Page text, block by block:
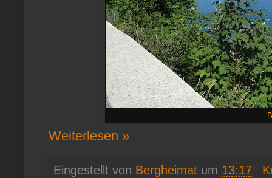
Weiterlesen »
Eingestellt von Bergheimat um 13:17